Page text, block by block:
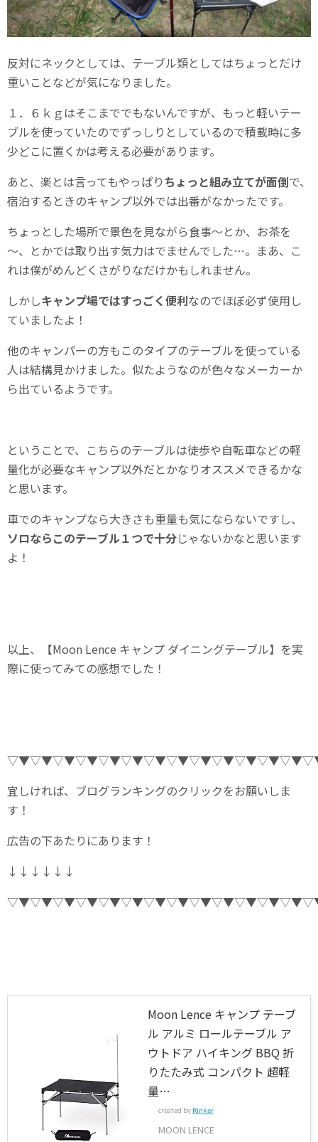
反対にネックとしては、テーブル類としてはちょっとだけ
重いことなどが気になりました。
１．６ｋｇはそこまででもないんですが、もっと軽いテー
ブルを使っていたのでずっしりとしているので積載時に多
少どこに置くかは考える必要があります。
あと、楽とは言ってもやっぱり ちょっと組み立てが面倒で、
宿泊するときのキャンプ以外では出番がなかったです。
ちょっとした場所で景色を見ながら食事～とか、お茶を
～、とかでは取り出す気力はでませんでした…。まあ、こ
れは僕がめんどくさがりなだけかもしれません。
しかしキャンプ場ではすっごく便利なのでほぼ必ず使用し
ていましたよ！
他のキャンパーの方もこのタイプのテーブルを使っている
人は結構見かけました。似たようなのが色々なメーカーか
ら出ているようです。
ということで、こちらのテーブルは徒歩や自転車などの軽
量化が必要なキャンプ以外だとかなりオススメできるかな
と思います。
車でのキャンプなら大きさも重量も気にならないですし、
ソロならこのテーブル１つで十分じゃないかなと思います
よ！
以上、【Moon Lence キャンプ ダイニングテーブル】を実
際に使ってみての感想でした！
宜しければ、ブログランキングのクリックをお願いしま
す！
広告の下あたりにあります！
↓↓↓↓↓↓
Moon Lence キャンプ テーブ
ル アルミ ロールテーブル ア
ウトドア ハイキング BBQ 折
りたたみ式 コンパクト 超軽
量…
created by Rinker
MOON LENCE